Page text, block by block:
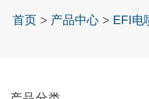
首页 > 产品中心 > EFI电